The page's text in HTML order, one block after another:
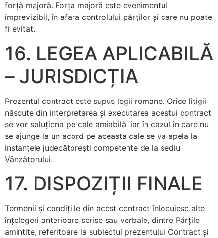
forţă majoră. Forţa majoră este evenimentul
imprevizibil, în afara controlului părţilor şi care nu poate
fi evitat.
16. LEGEA APLICABILĂ
– JURISDICȚIA
Prezentul contract este supus legii romane. Orice litigii
născute din interpretarea şi executarea acestui contract
se vor soluţiona pe cale amiabilă, iar în cazul în care nu
se ajunge la un acord pe aceasta cale se va apela la
instanţele judecătoreşti competente de la sediu
Vânzătorului.
17. DISPOZIȚII FINALE
Termenii şi condiţiile din acest contract înlocuiesc alte
înţelegeri anterioare scrise sau verbale, dintre Părţile
amintite, referitoare la subiectul prezentului Contract şi